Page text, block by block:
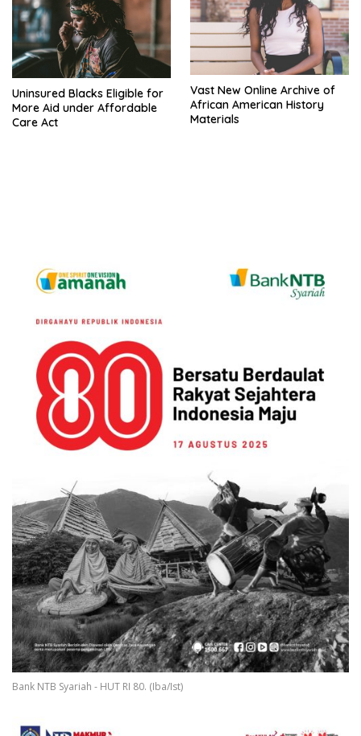
Uninsured Blacks Eligible for
More Aid under Affordable
Care Act
Vast New Online Archive of
African American History
Materials
Bank NTB Syariah - HUT RI 80. (Iba/Ist)